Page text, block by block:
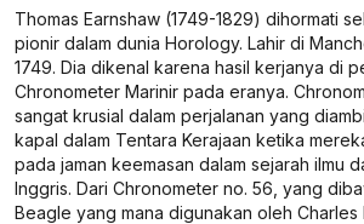
Thomas Earnshaw (1749-1829) dihormati
pionir dalam dunia Horology. Lahir di
1749. Dia dikenal karena hasil kerjanya di
Chronometer Marinir pada eranya.
sangat krusial dalam perjalanan yang
kapal dalam Tentara Kerajaan ketika
pada jaman keemasan dalam sejarah ilmu
Inggris. Dari Chronometer no. 56, yang
Beagle yang mana digunakan oleh Charles